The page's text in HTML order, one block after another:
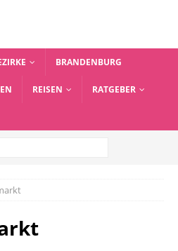
BRANDENBURG
REISEN RATGEBER